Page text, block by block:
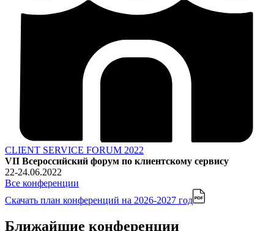
CLIENT SERVICE FORUM 2022
VII Всероссийский форум по клиентскому сервису
22-24.06.2022
Все конференции
Скачать план конференций на 2026-2027 год
Ближайшие конференции